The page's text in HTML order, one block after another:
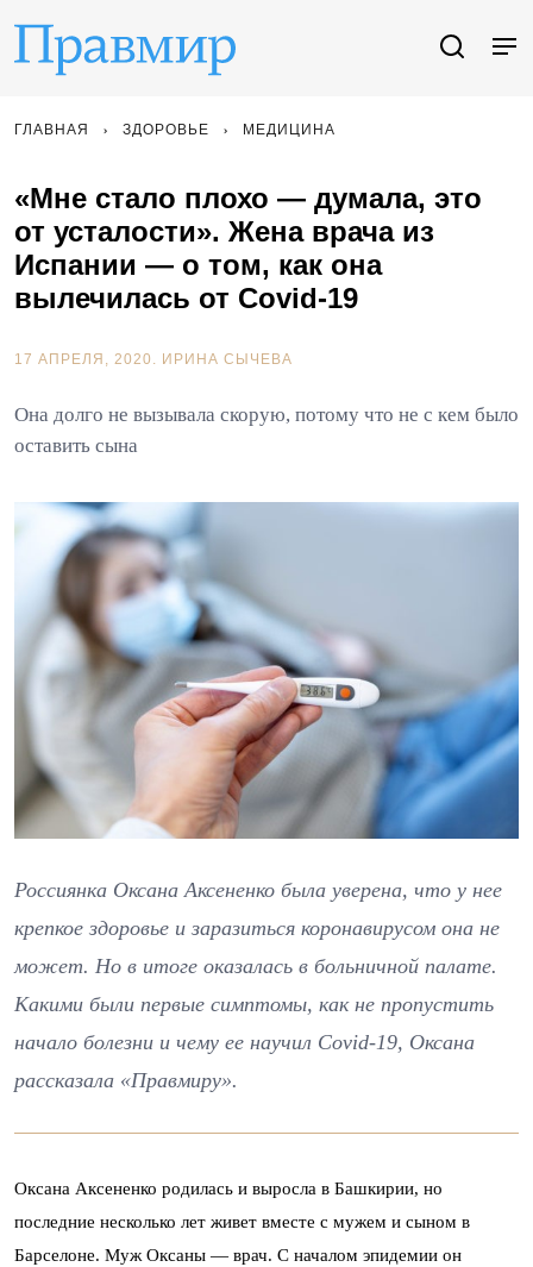
ГЛАВНАЯ ЗДОРОВЬЕ МЕДИЦИНА
«Мне стало плохо — думала, это
от усталости». Жена врача из
Испании — о том, как она
вылечилась от Covid-19
17 АПРЕЛЯ, 2020. ИРИНА СЫЧЕВА
Она долго не вызывала скорую, потому что не с кем было
оставить сына
Россиянка Оксана Аксененко была уверена, что у нее
крепкое здоровье и заразиться коронавирусом она не
может. Но в итоге оказалась в больничной палате.
Какими были первые симптомы, как не пропустить
начало болезни и чему ее научил Covid-19, Оксана
рассказала «Правмиру».
Оксана Аксененко родилась и выросла в Башкирии, но
последние несколько лет живет вместе с мужем и сыном в
Барселоне. Муж Оксаны — врач. С началом эпидемии он